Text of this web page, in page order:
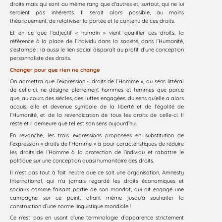
droits mais qui sont au même rang que d’autres et, surtout, qui ne lui
seraient pas inhérents. Il serait alors possible, au moins
théoriquement, de relativiser la portée et le contenu de ces droits.
Et en ce que l’adjectif « humain » vient qualifier ces droits, la
référence à la place de l’individu dans la société, dans l’Humanité,
s’estompe : là aussi le lien social disparaît au profit d’une conception
personnaliste des droits.
Changer pour que rien ne change
On admettra que l’expression « droits de l’Homme », au sens littéral
de celle-ci, ne désigne pleinement hommes et femmes que parce
que, au cours des siècles, des luttes engagées, du sens qu’elle a alors
acquis, elle et devenue symbole de la liberté et de l’égalité de
l’Humanité, et de la revendication de tous les droits de celle-ci. Il
reste et il demeure que tel est son sens aujourd’hui.
En revanche, les trois expressions proposées en substitution de
l’expression « droits de l’Homme » a pour caractéristiques de réduire
les droits de l’Homme à la protection de l’individu et rabattre le
politique sur une conception quasi humanitaire des droits.
Il n’est pas tout à fait neutre que ce soit une organisation, Amnesty
International, qui n’a jamais regardé les droits économiques et
sociaux comme faisant partie de son mandat, qui ait engagé une
campagne sur ce point, allant même jusqu’à souhaiter la
construction d’une norme linguistique mondiale !
Ce n’est pas en usant d’une terminologie d’apparence strictement